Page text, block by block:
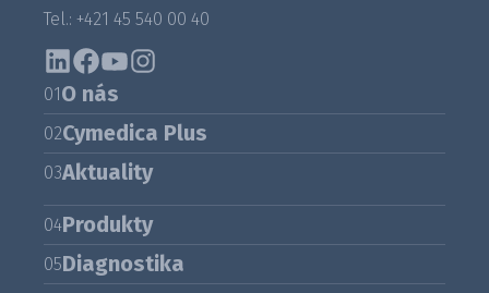
Tel.: +421 45 540 00 40
01O nás
02Cymedica Plus
03Aktuality
04Produkty
05Diagnostika